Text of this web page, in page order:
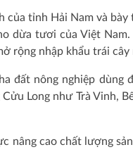
tỉnh Hải Nam và bày
dừa tươi của Việt
rộng nhập khẩu trái
đất nông nghiệp
Long như Trà Vinh,
nâng cao chất lượng